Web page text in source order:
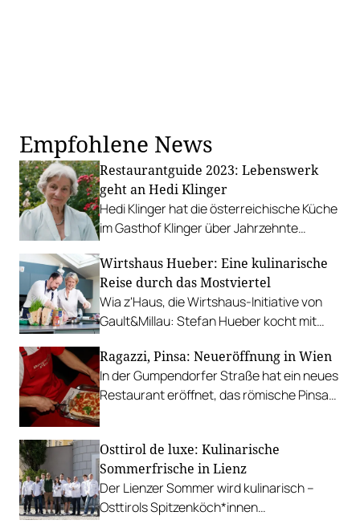
Empfohlene News
Restaurantguide 2023: Lebenswerk
geht an Hedi Klinger
Hedi Klinger hat die österreichische Küche
im Gasthof Klinger über Jahrzehnte
wird sie für ihr Lebenswerk ausgezeichnet.
Wirtshaus Hueber: Eine kulinarische
Reise durch das Mostviertel
Wia z'Haus, die Wirtshaus-Initiative von
Gault&Millau: Stefan Hueber kocht mit
Ochsenbackerl.
Ragazzi, Pinsa: Neueröffnung in Wien
In der Gumpendorfer Straße hat ein neues
Restaurant eröffnet, das römische Pinsa
Osttirol de luxe: Kulinarische
Sommerfrische in Lienz
Der Lienzer Sommer wird kulinarisch –
Osttirols Spitzenköch*innen